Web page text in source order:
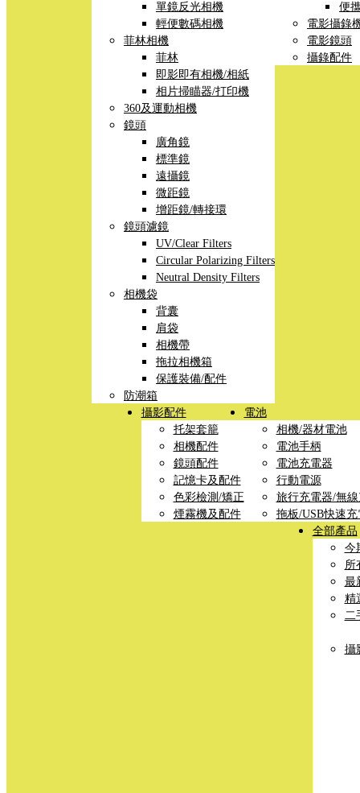
單鏡反光相機
輕便數碼相機
菲林相機
菲林
即影即有相機/相紙
相片掃瞄器/打印機
360及運動相機
鏡頭
廣角鏡
標準鏡
遠攝鏡
微距鏡
增距鏡/轉接環
鏡頭濾鏡
UV/Clear Filters
Circular Polarizing Filters
Neutral Density Filters
相機袋
背囊
肩袋
相機帶
拖拉相機箱
保護裝備/配件
防潮箱
便
電影攝錄
電影鏡頭
攝錄配件
攝影配件
托架套籠
相機配件
鏡頭配件
記憶卡及配件
色彩檢測/矯正
煙霧機及配件
電池
相機/器材電池
電池手柄
電池充電器
行動電源
旅行充電器/無
拖板/USB快速充
全部產品
今
所
最
精
二
攝